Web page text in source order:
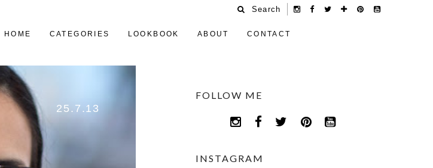
Search
HOME CATEGORIES LOOKBOOK ABOUT CONTACT
25.7.13
FOLLOW ME
INSTAGRAM